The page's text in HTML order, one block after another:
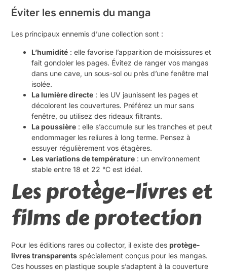
Éviter les ennemis du manga
Les principaux ennemis d’une collection sont :
L’humidité : elle favorise l’apparition de moisissures et
fait gondoler les pages. Évitez de ranger vos mangas
dans une cave, un sous-sol ou près d’une fenêtre mal
isolée.
La lumière directe : les UV jaunissent les pages et
décolorent les couvertures. Préférez un mur sans
fenêtre, ou utilisez des rideaux filtrants.
La poussière : elle s’accumule sur les tranches et peut
endommager les reliures à long terme. Pensez à
essuyer régulièrement vos étagères.
Les variations de température : un environnement
stable entre 18 et 22 °C est idéal.
Les protège-livres et
films de protection
Pour les éditions rares ou collector, il existe desprotège-
livres transparents spécialement conçus pour les mangas.
Ces housses en plastique souple s’adaptent à la couverture